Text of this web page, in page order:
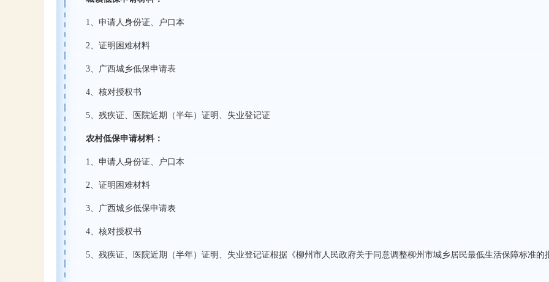
1、申请人身份证、户口本
2、证明困难材料
3、广西城乡低保申请表
4、核对授权书
5、残疾证、医院近期（半年）证明、失业登记证
农村低保申请材料：
1、申请人身份证、户口本
2、证明困难材料
3、广西城乡低保申请表
4、核对授权书
5、残疾证、医院近期（半年）证明、失业登记证根据《柳州市人民政府关于同意调整柳州市城乡居民最低生活保障标准的